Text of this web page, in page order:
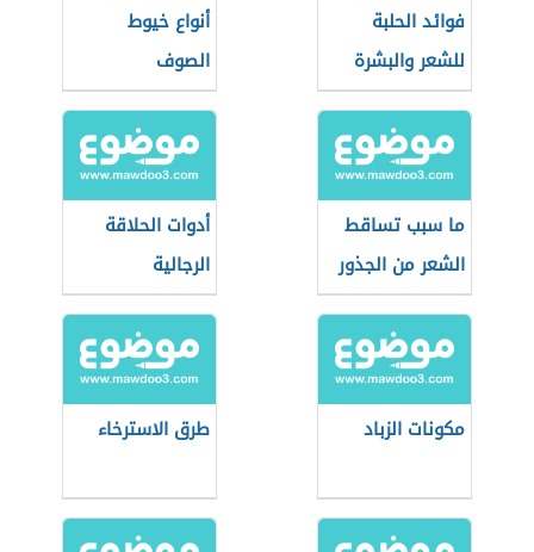
فوائد الحلبة
للشعر والبشرة
أنواع خيوط
الصوف
ما سبب تساقط
الشعر من الجذور
أدوات الحلاقة
الرجالية
مكونات الزباد طرق الاسترخاء